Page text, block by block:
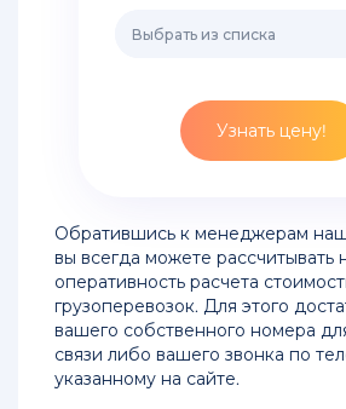
Владивосток
Новороссийск
Доставка
сборных
грузов
из
Китая
Выбрать из списка
Узнать цену!
Обратившись к менеджерам
вы всегда можете рассчитывать
оперативность расчета
грузоперевозок. Для этого
вашего собственного номера
связи либо вашего звонка по
указанному на сайте.